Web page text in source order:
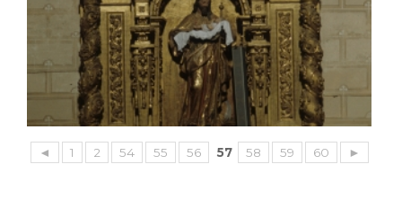
◄ 1 2 54 55 56 57 58 59 60 ►